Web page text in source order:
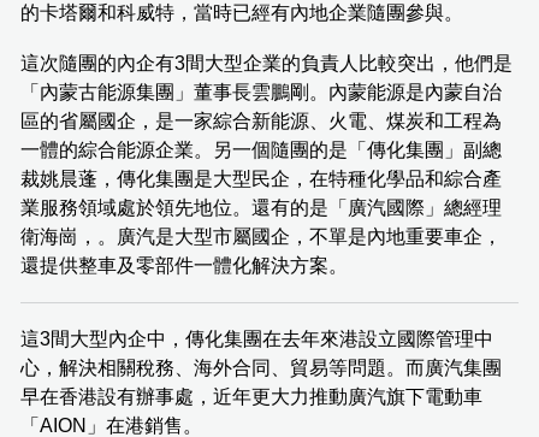
的卡塔爾和科威特，當時已經有內地企業隨團參與。
這次隨團的內企有3間大型企業的負責人比較突出，他們是
「內蒙古能源集團」董事長雲鵬剛。內蒙能源是內蒙自治
區的省屬國企，是一家綜合新能源、火電、煤炭和工程為
一體的綜合能源企業。另一個隨團的是「傳化集團」副總
裁姚晨蓬，傳化集團是大型民企，在特種化學品和綜合產
業服務領域處於領先地位。還有的是「廣汽國際」總經理
衛海崗，。廣汽是大型市屬國企，不單是內地重要車企，
還提供整車及零部件一體化解決方案。
這3間大型內企中，傳化集團在去年來港設立國際管理中
心，解決相關稅務、海外合同、貿易等問題。而廣汽集團
早在香港設有辦事處，近年更大力推動廣汽旗下電動車
「AION」在港銷售。